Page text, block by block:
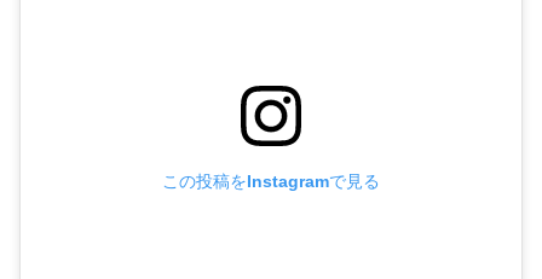
この投稿をInstagramで見る